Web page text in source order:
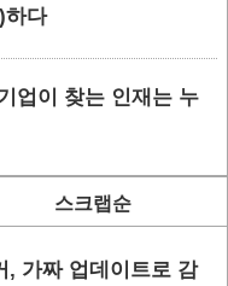
하다
업이 찾는 인재는 누
스크랩순
, 가짜 업데이트로 감